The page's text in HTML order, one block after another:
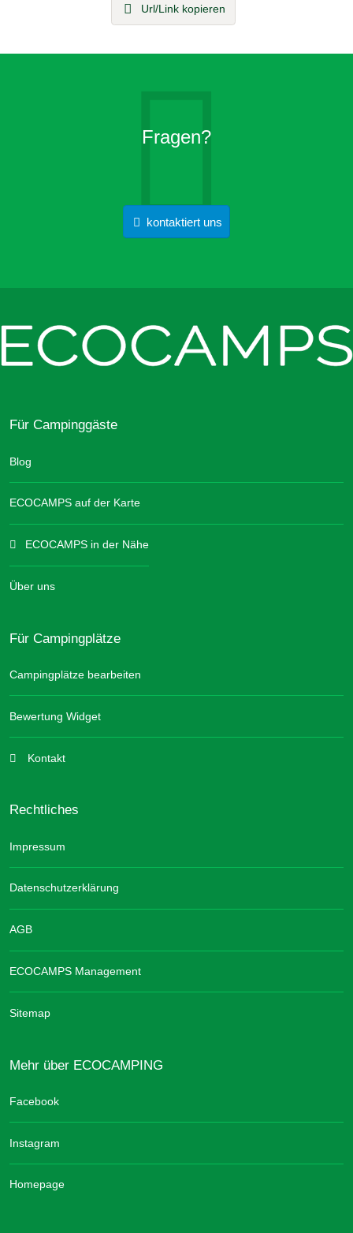
Url/Link kopieren
Fragen?
kontaktiert uns
Für Campinggäste
Blog
ECOCAMPS auf der Karte
ECOCAMPS in der Nähe
Über uns
Für Campingplätze
Campingplätze bearbeiten
Bewertung Widget
Kontakt
Rechtliches
Impressum
Datenschutzerklärung
AGB
ECOCAMPS Management
Sitemap
Mehr über ECOCAMPING
Facebook
Instagram
Homepage